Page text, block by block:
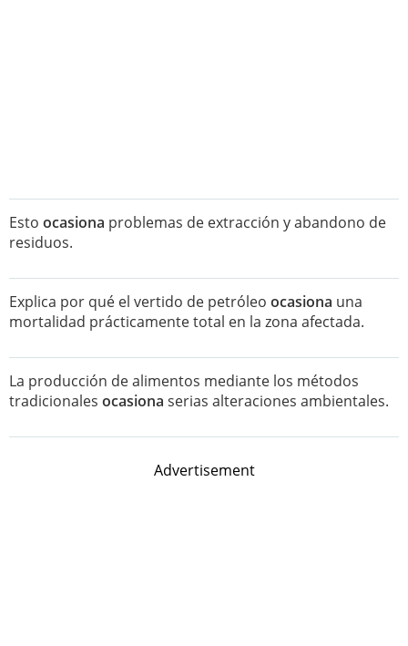
Esto ocasiona problemas de extracción y abandono de
residuos.
Explica por qué el vertido de petróleo ocasiona una
mortalidad prácticamente total en la zona afectada.
La producción de alimentos mediante los métodos
tradicionales ocasiona serias alteraciones ambientales.
Advertisement